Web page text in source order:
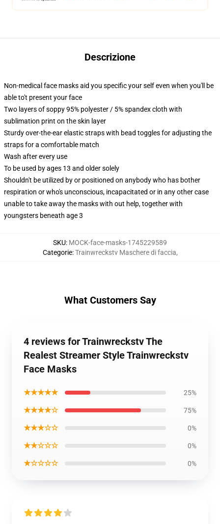
Descrizione
Non-medical face masks aid you specific your self even when you'll be
able to't present your face
Two layers of soppy 95% polyester / 5% spandex cloth with
sublimation print on the skin layer
Sturdy over-the-ear elastic straps with bead toggles for adjusting the
straps for a comfortable match
Wash after every use
To be used by ages 13 and older solely
Shouldn't be utilized by or positioned on anybody who has bother
respiration or who's unconscious, incapacitated or in any other case
unable to take away the masks with out help, together with
youngsters beneath age 3
SKU: MOCK-face-masks-1745229589
Categorie:Trainwreckstv Maschere di faccia,
What Customers Say
4 reviews for Trainwreckstv The
Realest Streamer Style Trainwreckstv
Face Masks
★★★★★ 25%
★★★★☆ 75%
★★★☆☆ 0%
★★☆☆☆ 0%
★☆☆☆☆ 0%